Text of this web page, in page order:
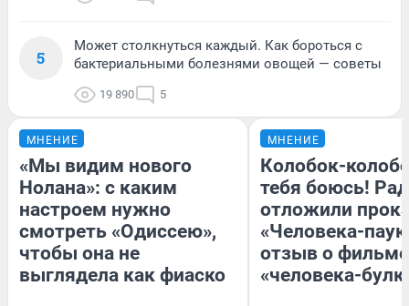
5
Может столкнуться каждый. Как бороться с
бактериальными болезнями овощей — советы
19 890 5
МНЕНИЕ
«Мы видим нового
Нолана»: с каким
настроем нужно
смотреть «Одиссею»,
чтобы она не
выглядела как фиаско
МНЕНИЕ
Колобок-
тебя боюсь!
отложили
«Человека-
отзыв о
«человека-